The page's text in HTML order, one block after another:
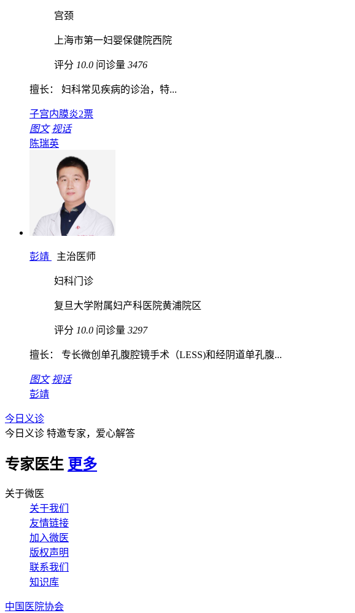
宫颈
上海市第一妇婴保健院西院
评分 10.0 问诊量 3476
擅长： 妇科常见疾病的诊治，特...
子宫内膜炎2票
图文 视话
陈瑞英
彭靖 主治医师
妇科门诊
复旦大学附属妇产科医院黄浦院区
评分 10.0 问诊量 3297
擅长： 专长微创单孔腹腔镜手术（LESS)和经阴道单孔腹...
图文 视话
彭靖
今日义诊
今日义诊 特邀专家，爱心解答
专家医生 更多
关于微医
关于我们
友情链接
加入微医
版权声明
联系我们
知识库
中国医院协会